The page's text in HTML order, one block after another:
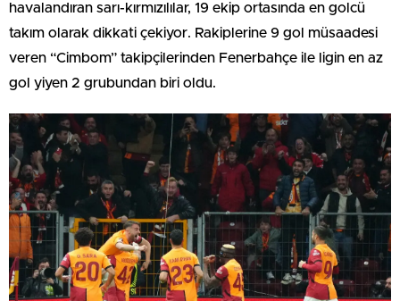
havalandıran sarı-kırmızılılar, 19 ekip ortasında en golcü
takım olarak dikkati çekiyor. Rakiplerine 9 gol müsaadesi
veren “Cimbom” takipçilerinden Fenerbahçe ile ligin en az
gol yiyen 2 grubundan biri oldu.